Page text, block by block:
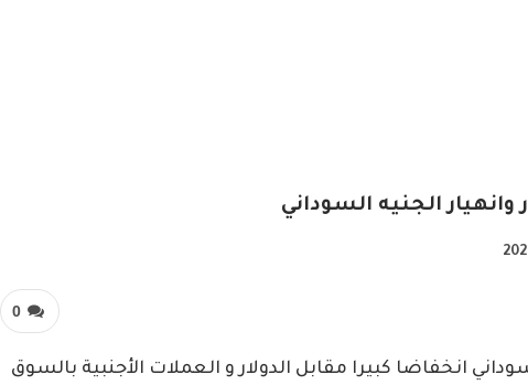
الجنيه السوداني
0
انخفاضا كبيرا مقابل الدولار و العملات الأجنبية بالسوق